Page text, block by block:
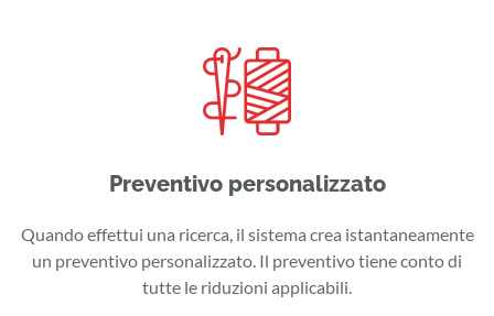
Preventivo personalizzato
Quando effettui una ricerca, il sistema crea istantaneamente
un preventivo personalizzato. Il preventivo tiene conto di
tutte le riduzioni applicabili.